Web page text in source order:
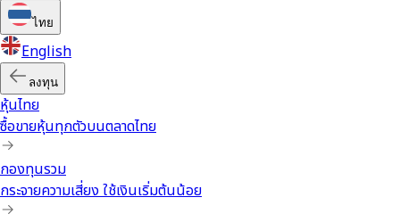
ไทย
English
ลงทุน
หุ้นไทย
ซื้อขายหุ้นทุกตัวบนตลาดไทย
กองทุนรวม
กระจายความเสี่ยง ใช้เงินเริ่มต้นน้อย